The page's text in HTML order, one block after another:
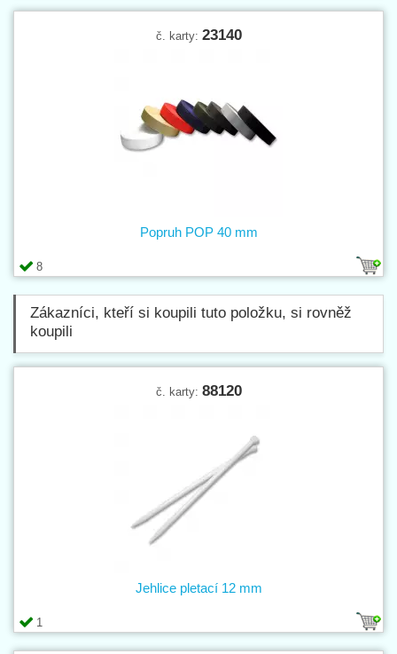
č. karty: 23140
8
Popruh POP 40 mm
Zákazníci, kteří si koupili tuto položku, si rovněž
koupili
č. karty: 88120
1
Jehlice pletací 12 mm